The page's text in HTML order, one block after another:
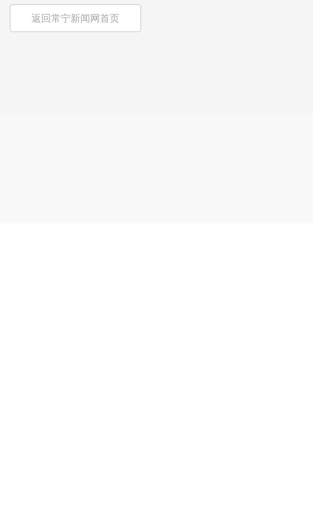
返回常宁新闻网首页